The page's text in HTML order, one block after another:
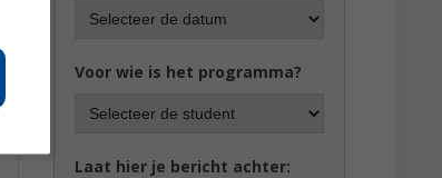
Voor wie is het programma?
Laat hier je bericht achter: